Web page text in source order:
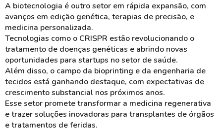
A biotecnologia é outro setor em rápida expansão, com
avanços em edição genética, terapias de precisão, e
medicina personalizada.
Tecnologias como o CRISPR estão revolucionando o
tratamento de doenças genéticas e abrindo novas
oportunidades para startups no setor de saúde.
Além disso, o campo da bioprinting e da engenharia de
tecidos está ganhando destaque, com expectativas de
crescimento substancial nos próximos anos.
Esse setor promete transformar a medicina regenerativa
e trazer soluções inovadoras para transplantes de órgãos
e tratamentos de feridas​.